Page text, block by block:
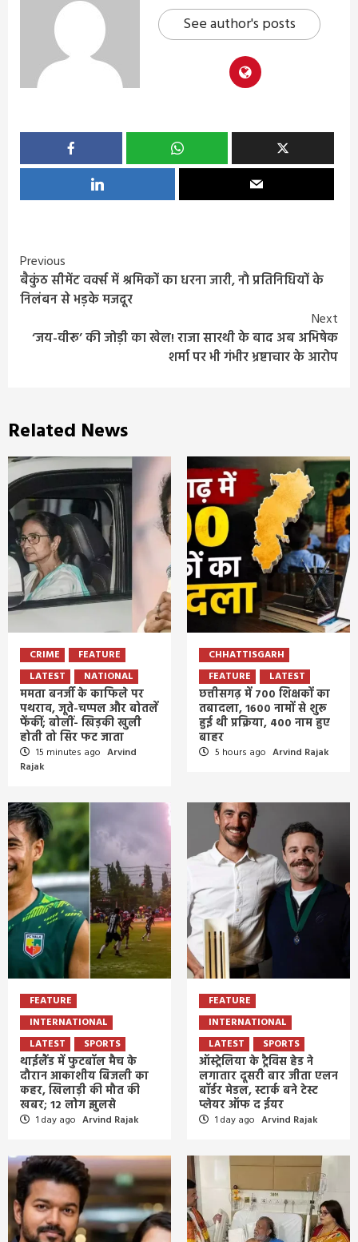
See author's posts
Continue
Reading
Previous
बैकुंठ सीमेंट वर्क्स में श्रमिकों का धरना जारी, नौ प्रतिनिधियों के
निलंबन से भड़के मजदूर
Next
‘जय-वीरू’ की जोड़ी का खेल! राजा सारथी के बाद अब अभिषेक
शर्मा पर भी गंभीर भ्रष्टाचार के आरोप
Related News
CRIME
FEATURE
LATEST
NATIONAL
ममता बनर्जी के काफिले पर
पथराव, जूते-चप्पल और बोतलें
फेंकीं; बोलीं- खिड़की खुली
होती तो सिर फट जाता
15 minutes ago Arvind
Rajak
CHHATTISGARH
FEATURE
LATEST
छत्तीसगढ़ में 700 शिक्षकों का
तबादला, 1600 नामों से शुरू
हुई थी प्रक्रिया, 400 नाम हुए
बाहर
5 hours ago Arvind Rajak
FEATURE
INTERNATIONAL
LATEST
SPORTS
थाईलैंड में फुटबॉल मैच के
दौरान आकाशीय बिजली का
कहर, खिलाड़ी की मौत की
खबर; 12 लोग झुलसे
1 day ago Arvind Rajak
FEATURE
INTERNATIONAL
LATEST
SPORTS
ऑस्ट्रेलिया के ट्रैविस हेड ने
लगातार दूसरी बार जीता एलन
बॉर्डर मेडल, स्टार्क बने टेस्ट
प्लेयर ऑफ द ईयर
1 day ago Arvind Rajak